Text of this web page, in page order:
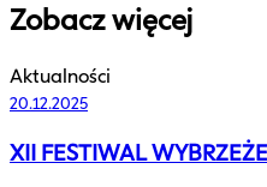
Zobacz więcej
Aktualności
20.12.2025
XII FESTIWAL